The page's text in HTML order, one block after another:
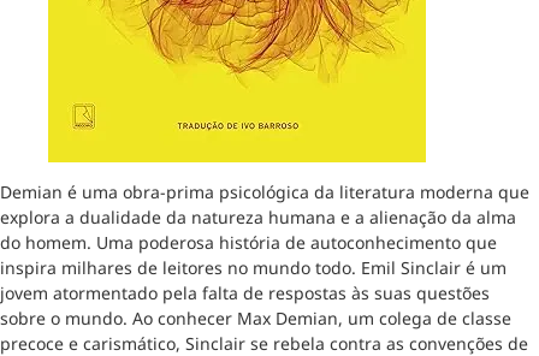
Demian é uma obra-prima psicológica da literatura moderna que
explora a dualidade da natureza humana e a alienação da alma
do homem. Uma poderosa história de autoconhecimento que
inspira milhares de leitores no mundo todo. Emil Sinclair é um
jovem atormentado pela falta de respostas às suas questões
sobre o mundo. Ao conhecer Max Demian, um colega de classe
precoce e carismático, Sinclair se rebela contra as convenções de